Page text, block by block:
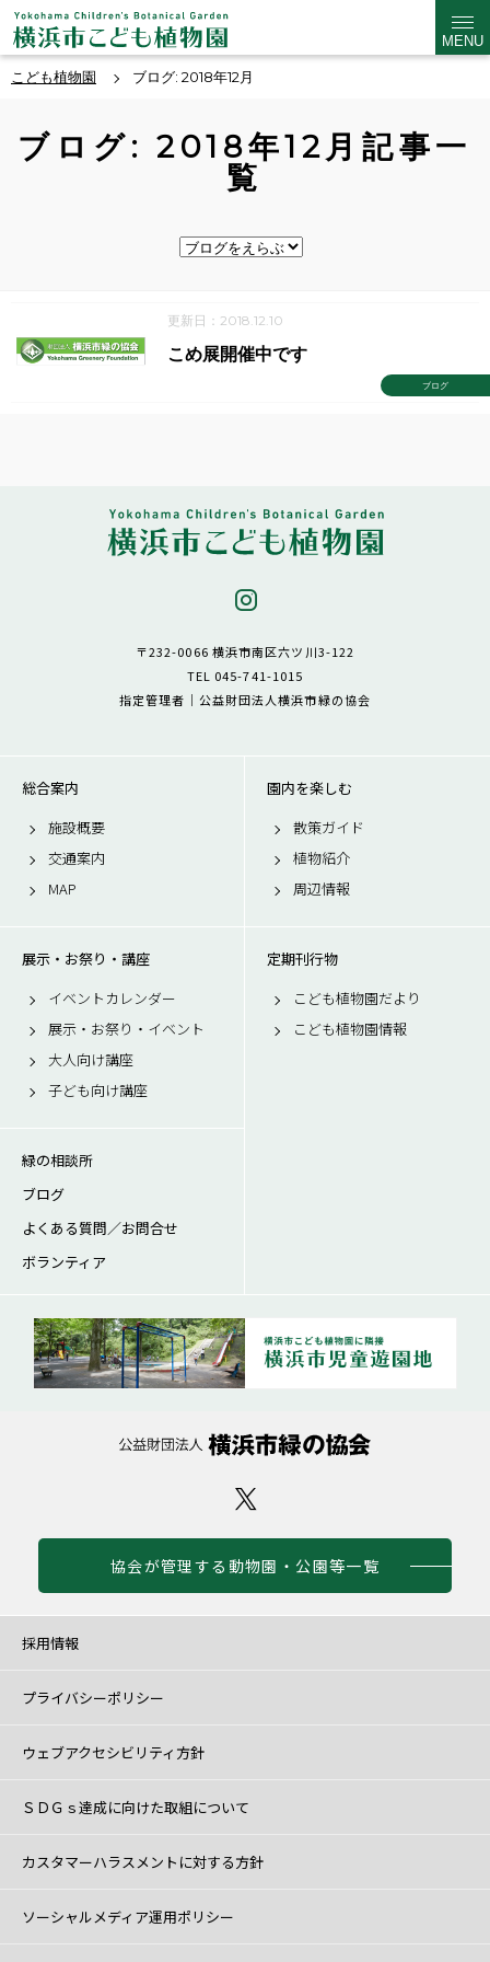
MENU
こども植物園 ブログ: 2018年12月
ブログ: 2018年12月記事一
覧
更新日：2018.12.10
ブログ
こめ展開催中です
〒232-0066 横浜市南区六ツ川3-122
TEL 045-741-1015
指定管理者｜公益財団法人横浜市緑の協会
総合案内
施設概要
交通案内
MAP
園内を楽しむ
散策ガイド
植物紹介
周辺情報
展示・お祭り・講座
イベントカレンダー
展示・お祭り・イベント
大人向け講座
子ども向け講座
定期刊行物
こども植物園だより
こども植物園情報
緑の相談所
ブログ
よくある質問／お問合せ
ボランティア
協会が管理する動物園・公園等一覧
採用情報
プライバシーポリシー
ウェブアクセシビリティ方針
ＳＤＧｓ達成に向けた取組について
カスタマーハラスメントに対する方針
ソーシャルメディア運用ポリシー